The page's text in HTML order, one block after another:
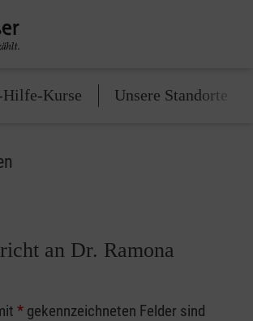
Hilfe-Kurse Unsere Standorte
an Dr. Ramona
* gekennzeichneten Felder sind